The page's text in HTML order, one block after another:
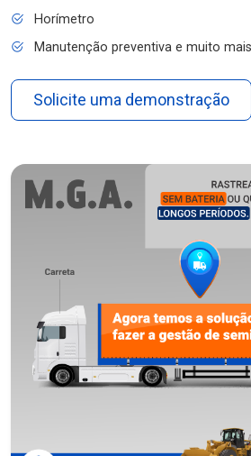
Horímetro
Manutenção preventiva e muito mais
Solicite uma demonstração